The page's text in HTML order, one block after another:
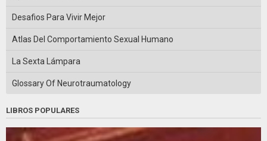
Desafios Para Vivir Mejor
Atlas Del Comportamiento Sexual Humano
La Sexta Lámpara
Glossary Of Neurotraumatology
LIBROS POPULARES